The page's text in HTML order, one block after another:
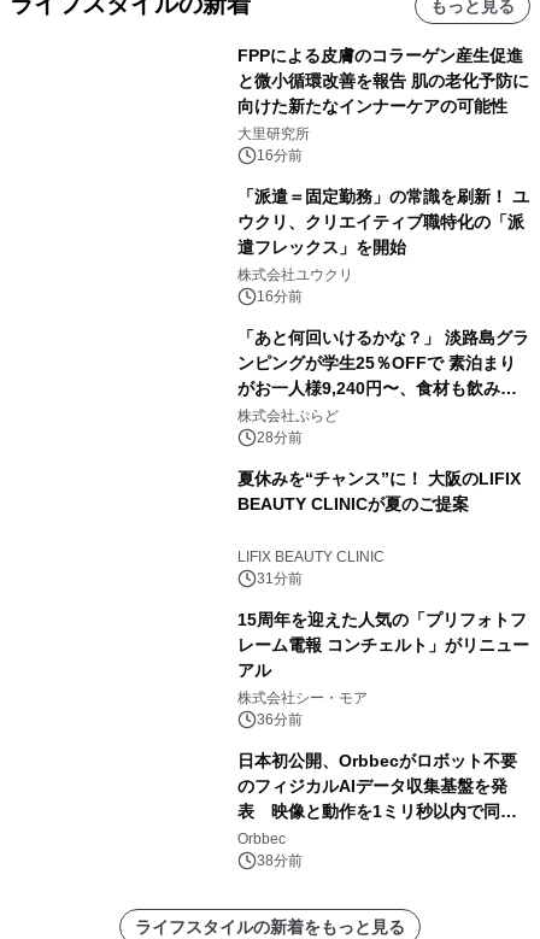
もっと見る
FPPによる皮膚のコラーゲン産生促進
と微小循環改善を報告 肌の老化予防に
向けた新たなインナーケアの可能性
大里研究所
16分前
「派遣＝固定勤務」の常識を刷新！ ユ
ウクリ、クリエイティブ職特化の「派
遣フレックス」を開始
株式会社ユウクリ
16分前
「あと何回いけるかな？」 淡路島グラ
ンピングが学生25％OFFで 素泊まり
がお一人様9,240円〜、食材も飲み物
も持ち込み自由 「グランピングリゾー
ト Awaji」9月30日までの平日限定
株式会社ぷらど
28分前
夏休みを“チャンス”に！ 大阪のLIFIX
BEAUTY CLINICが夏のご提案
LIFIX BEAUTY CLINIC
31分前
15周年を迎えた人気の「プリフォトフ
レーム電報 コンチェルト」がリニュー
アル
株式会社シー・モア
36分前
日本初公開、Orbbecがロボット不要
のフィジカルAIデータ収集基盤を発
表 映像と動作を1ミリ秒以内で同
期、約200グラムの試作機をROSCon
JP 2026で実演
Orbbec
38分前
ライフスタイルの新着をもっと見る